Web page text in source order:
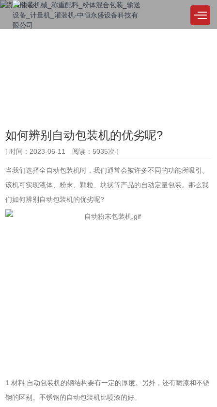
如何辨别自动包装机的优劣呢?
[ 时间：2023-06-11 阅读：5035次 ]
当我们选择全自动包装机时，我们通常会被许多不同的功能所吸引。
该机可实现液体、粉末、颗粒、块状等产品的自动定量包装。那么我
们如何辨别自动包装机的优劣呢?
1.材料:自动包装机的钢结构要有一定的厚度。另外，还有喷漆和不锈
钢的区别。不锈钢的自动包装机比喷漆的好。